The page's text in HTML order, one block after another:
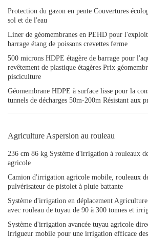
Protection du gazon en pente Couvertures
sol et de l'eau
Liner de géomembranes en PEHD pour
barrage étang de poissons crevettes ferme
500 microns HDPE étagère de barrage pour
revêtement de plastique étagères Prix
pisciculture
Géomembrane HDPE à surface lisse pour la
tunnels de décharges 50m-200m Résistant aux
Agriculture Aspersion au rouleau
236 cm 86 kg Système d'irrigation à rouleaux
agricole
Camion d'irrigation agricole mobile, rouleaux
pulvérisateur de pistolet à pluie battante
Système d'irrigation en déplacement
avec rouleau de tuyau de 90 à 300 tonnes et
Système d'irrigation avancée tuyau agricole
irrigueur mobile pour une irrigation efficace